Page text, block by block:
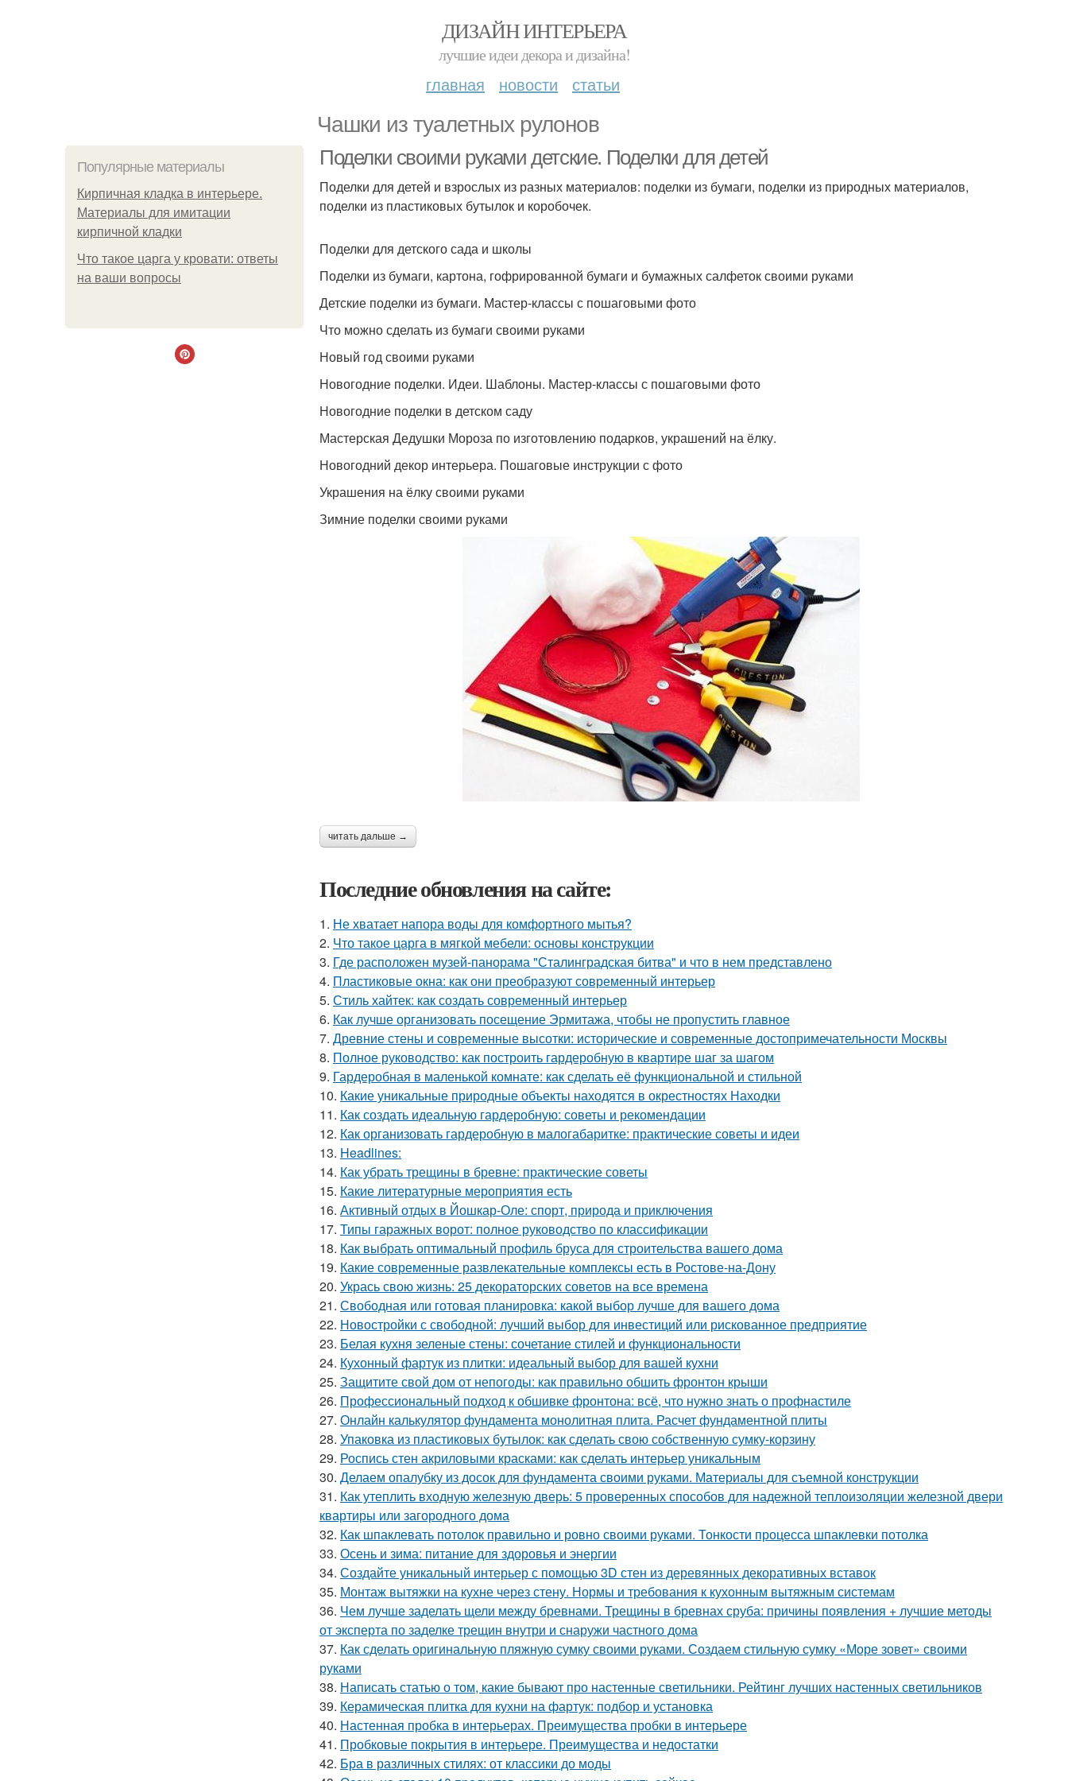
ДИЗАЙН ИНТЕРЬЕРА
лучшие идеи декора и дизайна!
главная новости статьи
Чашки из туалетных рулонов
Популярные материалы
Кирпичная кладка в интерьере.
Материалы для имитации
кирпичной кладки
Что такое царга у кровати: ответы
на ваши вопросы
Поделки своими руками детские. Поделки для детей
Поделки для детей и взрослых из разных материалов: поделки из бумаги, поделки из природных материалов,
поделки из пластиковых бутылок и коробочек.
Поделки для детского сада и школы
Поделки из бумаги, картона, гофрированной бумаги и бумажных салфеток своими руками
Детские поделки из бумаги. Мастер-классы с пошаговыми фото
Что можно сделать из бумаги своими руками
Новый год своими руками
Новогодние поделки. Идеи. Шаблоны. Мастер-классы с пошаговыми фото
Новогодние поделки в детском саду
Мастерская Дедушки Мороза по изготовлению подарков, украшений на ёлку.
Новогодний декор интерьера. Пошаговые инструкции с фото
Украшения на ёлку своими руками
Зимние поделки своими руками
читать дальше →
Последние обновления на сайте:
1. Не хватает напора воды для комфортного мытья?
2. Что такое царга в мягкой мебели: основы конструкции
3. Где расположен музей-панорама "Сталинградская битва" и что в нем представлено
4. Пластиковые окна: как они преобразуют современный интерьер
5. Стиль хайтек: как создать современный интерьер
6. Как лучше организовать посещение Эрмитажа, чтобы не пропустить главное
7. Древние стены и современные высотки: исторические и современные достопримечательности Москвы
8. Полное руководство: как построить гардеробную в квартире шаг за шагом
9. Гардеробная в маленькой комнате: как сделать её функциональной и стильной
10. Какие уникальные природные объекты находятся в окрестностях Находки
11. Как создать идеальную гардеробную: советы и рекомендации
12. Как организовать гардеробную в малогабаритке: практические советы и идеи
13. Headlines:
14. Как убрать трещины в бревне: практические советы
15. Какие литературные мероприятия есть
16. Активный отдых в Йошкар-Оле: спорт, природа и приключения
17. Типы гаражных ворот: полное руководство по классификации
18. Как выбрать оптимальный профиль бруса для строительства вашего дома
19. Какие современные развлекательные комплексы есть в Ростове-на-Дону
20. Укрась свою жизнь: 25 декораторских советов на все времена
21. Свободная или готовая планировка: какой выбор лучше для вашего дома
22. Новостройки с свободной: лучший выбор для инвестиций или рискованное предприятие
23. Белая кухня зеленые стены: сочетание стилей и функциональности
24. Кухонный фартук из плитки: идеальный выбор для вашей кухни
25. Защитите свой дом от непогоды: как правильно обшить фронтон крыши
26. Профессиональный подход к обшивке фронтона: всё, что нужно знать о профнастиле
27. Онлайн калькулятор фундамента монолитная плита. Расчет фундаментной плиты
28. Упаковка из пластиковых бутылок: как сделать свою собственную сумку-корзину
29. Роспись стен акриловыми красками: как сделать интерьер уникальным
30. Делаем опалубку из досок для фундамента своими руками. Материалы для съемной конструкции
31. Как утеплить входную железную дверь: 5 проверенных способов для надежной теплоизоляции железной двери
квартиры или загородного дома
32. Как шпаклевать потолок правильно и ровно своими руками. Тонкости процесса шпаклевки потолка
33. Осень и зима: питание для здоровья и энергии
34. Создайте уникальный интерьер с помощью 3D стен из деревянных декоративных вставок
35. Монтаж вытяжки на кухне через стену. Нормы и требования к кухонным вытяжным системам
36. Чем лучше заделать щели между бревнами. Трещины в бревнах сруба: причины появления + лучшие методы
от эксперта по заделке трещин внутри и снаружи частного дома
37. Как сделать оригинальную пляжную сумку своими руками. Создаем стильную сумку «Море зовет» своими
руками
38. Написать статью о том, какие бывают про настенные светильники. Рейтинг лучших настенных светильников
39. Керамическая плитка для кухни на фартук: подбор и установка
40. Настенная пробка в интерьерах. Преимущества пробки в интерьере
41. Пробковые покрытия в интерьере. Преимущества и недостатки
42. Бра в различных стилях: от классики до моды